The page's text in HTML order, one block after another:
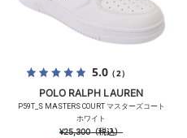
5.0（2）
POLO RALPH LAUREN
P59T_S MASTERS COURT マスターズコート
ホワイト
¥25,300（税込）